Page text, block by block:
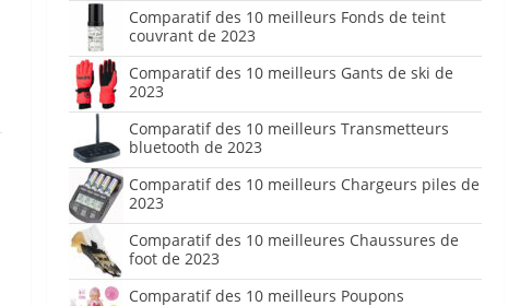
Comparatif des 10 meilleurs Fonds de teint
couvrant de 2023
Comparatif des 10 meilleurs Gants de ski de
2023
Comparatif des 10 meilleurs Transmetteurs
bluetooth de 2023
Comparatif des 10 meilleurs Chargeurs piles de
2023
Comparatif des 10 meilleures Chaussures de
foot de 2023
Comparatif des 10 meilleurs Poupons